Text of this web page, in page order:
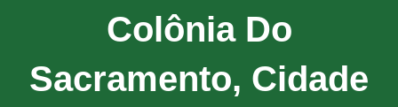
Colônia Do
Sacramento, Cidade